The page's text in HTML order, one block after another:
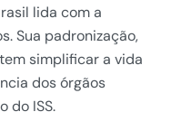
lida com a
Sua padronização,
simplificar a vida
dos órgãos
do ISS.